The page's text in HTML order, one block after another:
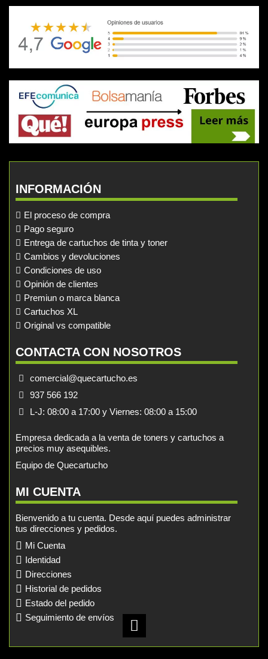
INFORMACIÓN
El proceso de compra
Pago seguro
Entrega de cartuchos de tinta y toner
Cambios y devoluciones
Condiciones de uso
Opinión de clientes
Premiun o marca blanca
Cartuchos XL
Original vs compatible
CONTACTA CON NOSOTROS
comercial@quecartucho.es
937 566 192
L-J: 08:00 a 17:00 y Viernes: 08:00 a 15:00
Empresa dedicada a la venta de toners y cartuchos a
precios muy asequibles.
Equipo de Quecartucho
MI CUENTA
Bienvenido a tu cuenta. Desde aquí puedes administrar
tus direcciones y pedidos.
Mi Cuenta
Identidad
Direcciones
Historial de pedidos
Estado del pedido
Seguimiento de envíos